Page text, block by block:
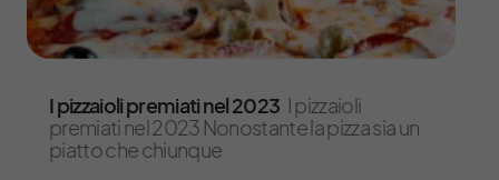
I pizzaioli premiati nel 2023 I pizzaioli
premiati nel 2023 Nonostante la pizza sia un
piatto che chiunque